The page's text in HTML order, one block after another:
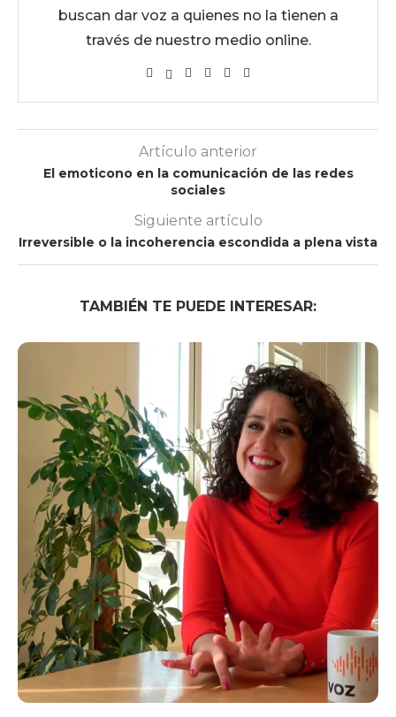
buscan dar voz a quienes no la tienen a
través de nuestro medio online.
Artículo anterior
El emoticono en la comunicación de las redes
sociales
Siguiente artículo
Irreversible o la incoherencia escondida a plena vista
TAMBIÉN TE PUEDE INTERESAR: